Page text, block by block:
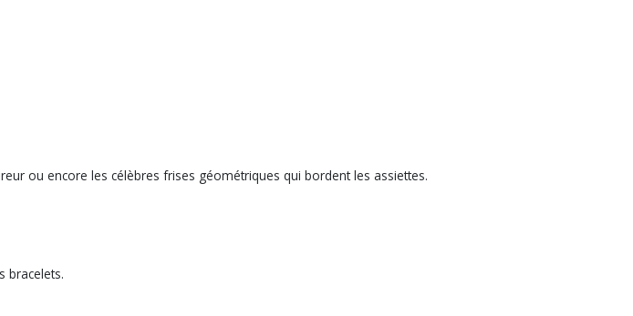
ou encore les célèbres frises géométriques qui bordent les assiettes.
bracelets.